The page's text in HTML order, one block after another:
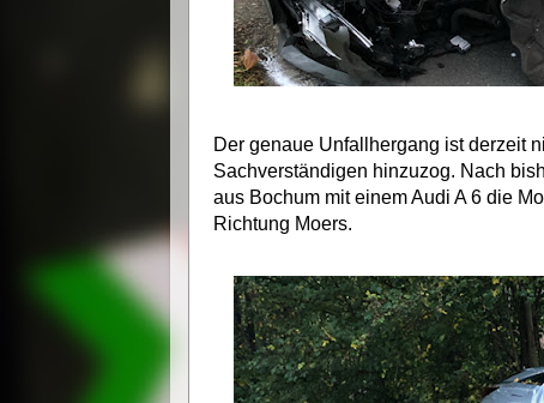
Der genaue Unfallhergang ist derzeit
Sachverständigen hinzuzog. Nach
aus Bochum mit einem Audi A 6 die
Richtung Moers.